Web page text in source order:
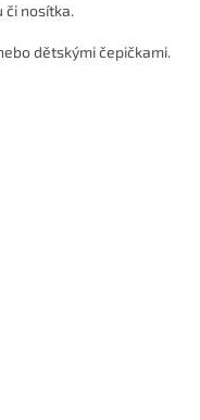
či nosítka.
dětskými čepičkami.